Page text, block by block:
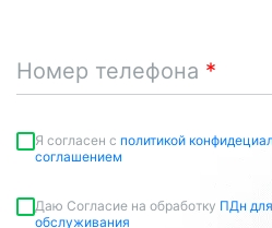
Номер телефона
Я согласен c политикой
соглашением
Даю Согласие на обработку ПДн
обслуживания